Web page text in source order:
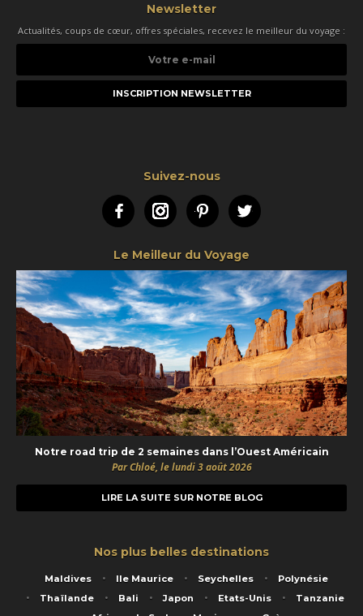
Newsletter
Actualités, coups de cœur, offres spéciales, recevez le meilleur du voyage :
e-
Suivez-nous
FacebookInstagramPinterestTwitter
Le Meilleur du Voyage
Notre road trip de 2 semaines dans l’Ouest Américain
Par Chloé, le lundi 3 août 2026
LIRE LA SUITE SUR NOTRE BLOG
Nos plus belles destinations
Maldives Ile Maurice Seychelles
Polynésie
Thaïlande
Bali Japon Etats-Unis
Tanzanie